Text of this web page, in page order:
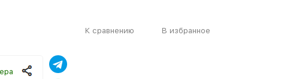
К сравнению В избранное